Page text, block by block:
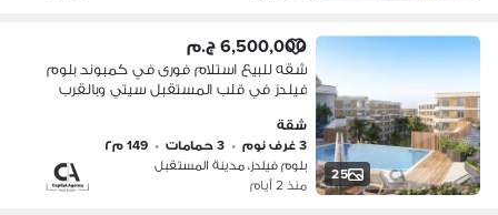
25
6,500,000 ج.م
شقه للبيع استلام فورى في كمبوند بلوم
فيلدز في قلب المستقبل سيتي وبالقرب
|Bloomfields | Tatweer Misrشقة
3 غرف نوم
• 3 حمامات • 149 م٢
بلوم فيلدز، مدينة المستقبل
منذ 2 أيام